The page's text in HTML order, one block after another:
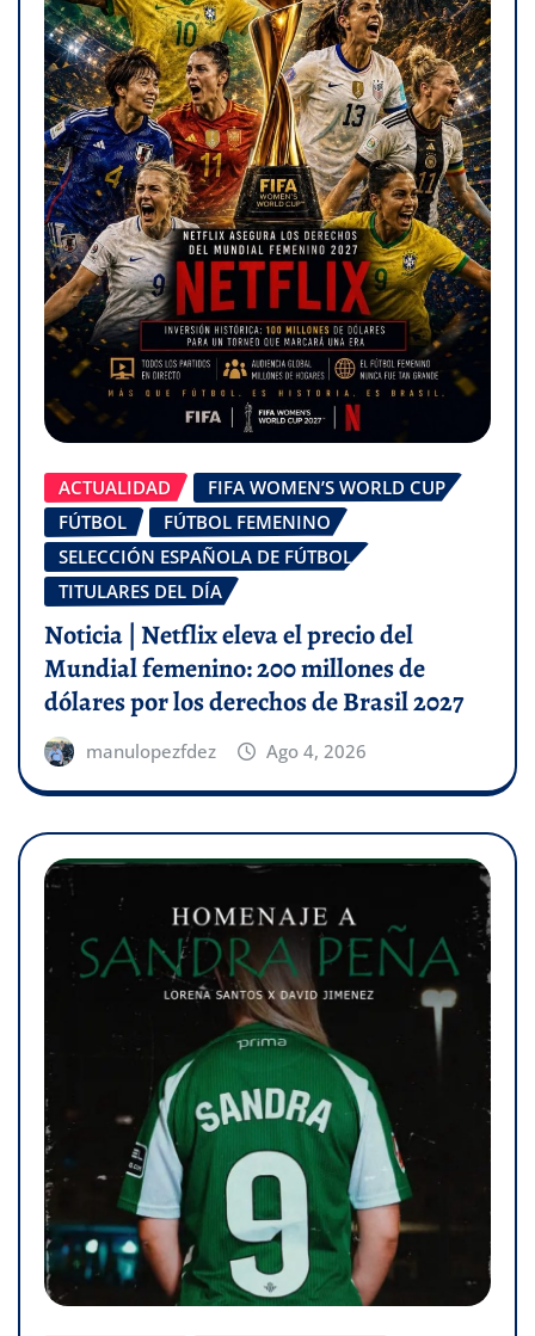
ACTUALIDAD
FIFA WOMEN’S WORLD CUP
FÚTBOL
FÚTBOL FEMENINO
SELECCIÓN ESPAÑOLA DE FÚTBOL
TITULARES DEL DÍA
Noticia | Netflix eleva el precio del
Mundial femenino: 200 millones de
dólares por los derechos de Brasil 2027
manulopezfdez Ago 4, 2026